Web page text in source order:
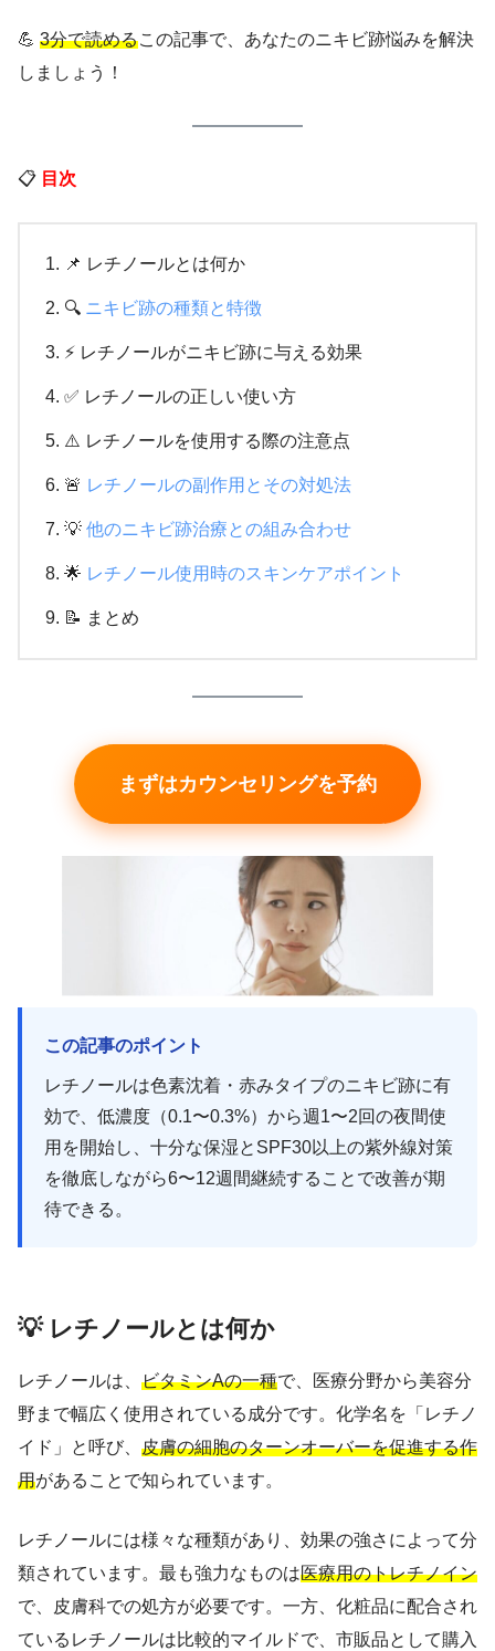
💪 3分で読めるこの記事で、あなたのニキビ跡悩みを解決
しましょう！
📋 目次
📌 レチノールとは何か
🔍 ニキビ跡の種類と特徴
⚡ レチノールがニキビ跡に与える効果
✅ レチノールの正しい使い方
⚠️ レチノールを使用する際の注意点
🚨 レチノールの副作用とその対処法
💡 他のニキビ跡治療との組み合わせ
🌟 レチノール使用時のスキンケアポイント
📝 まとめ
まずはカウンセリングを予約
この記事のポイント
レチノールは色素沈着・赤みタイプのニキビ跡に有
効で、低濃度（0.1〜0.3%）から週1〜2回の夜間使
用を開始し、十分な保湿とSPF30以上の紫外線対策
を徹底しながら6〜12週間継続することで改善が期
待できる。
💡 レチノールとは何か
レチノールは、 ビタミンAの一種で、医療分野から美容分
野まで幅広く使用されている成分です。化学名を「レチノ
イド」と呼び、 皮膚の細胞のターンオーバーを促進する作
用があることで知られています。
レチノールには様々な種類があり、効果の強さによって分
類されています。最も強力なものは医療用のトレチノイン
で、皮膚科での処方が必要です。一方、化粧品に配合され
ているレチノールは比較的マイルドで、市販品として購入